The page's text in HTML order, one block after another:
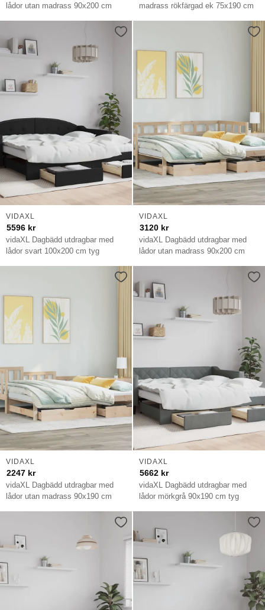
lådor utan madrass 90x200 cm
madrass rökfärgad ek 75x190 cm
vidaXL Dagbädd utdragbar med
lådor svart 100x200 cm tyg
VIDAXL
5596 kr
vidaXL Dagbädd utdragbar med
lådor utan madrass 90x200 cm
VIDAXL
3120 kr
vidaXL Dagbädd utdragbar med
lådor utan madrass 90x190 cm
VIDAXL
2247 kr
vidaXL Dagbädd utdragbar med
lådor mörkgrå 90x190 cm tyg
VIDAXL
5662 kr